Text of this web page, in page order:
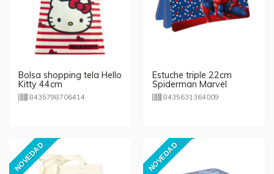
Bolsa shopping tela Hello
Kitty 44cm
8435798706414
Estuche triple 22cm
Spiderman Marvel
8435631364009
NOVEDAD NOVEDAD